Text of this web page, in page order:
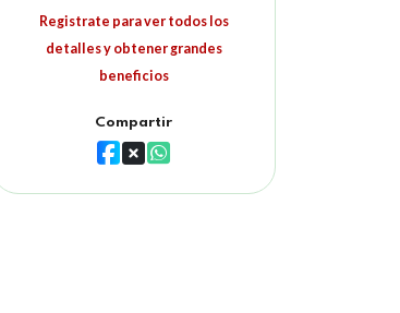
Registrate para ver todos los
detalles y obtener grandes
beneficios
Compartir